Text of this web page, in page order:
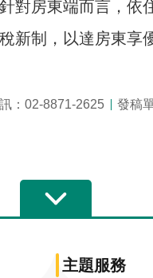
對房東端而言，
新制，以達房東享
：02-8871-2625 發稿
主題服務